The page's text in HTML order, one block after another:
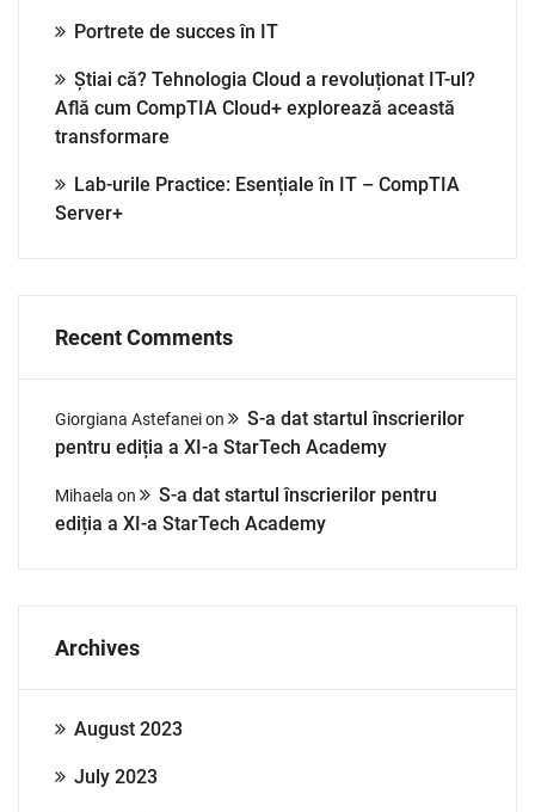
Portrete de succes în IT
Știai că? Tehnologia Cloud a revoluționat IT-ul?
Află cum CompTIA Cloud+ explorează această
transformare
Lab-urile Practice: Esențiale în IT – CompTIA
Server+
Recent Comments
Giorgiana Astefaneion
S-a dat startul înscrierilor
pentru ediția a XI-a StarTech Academy
Mihaela on
S-a dat startul înscrierilor pentru
ediția a XI-a StarTech Academy
Archives
August 2023
July 2023